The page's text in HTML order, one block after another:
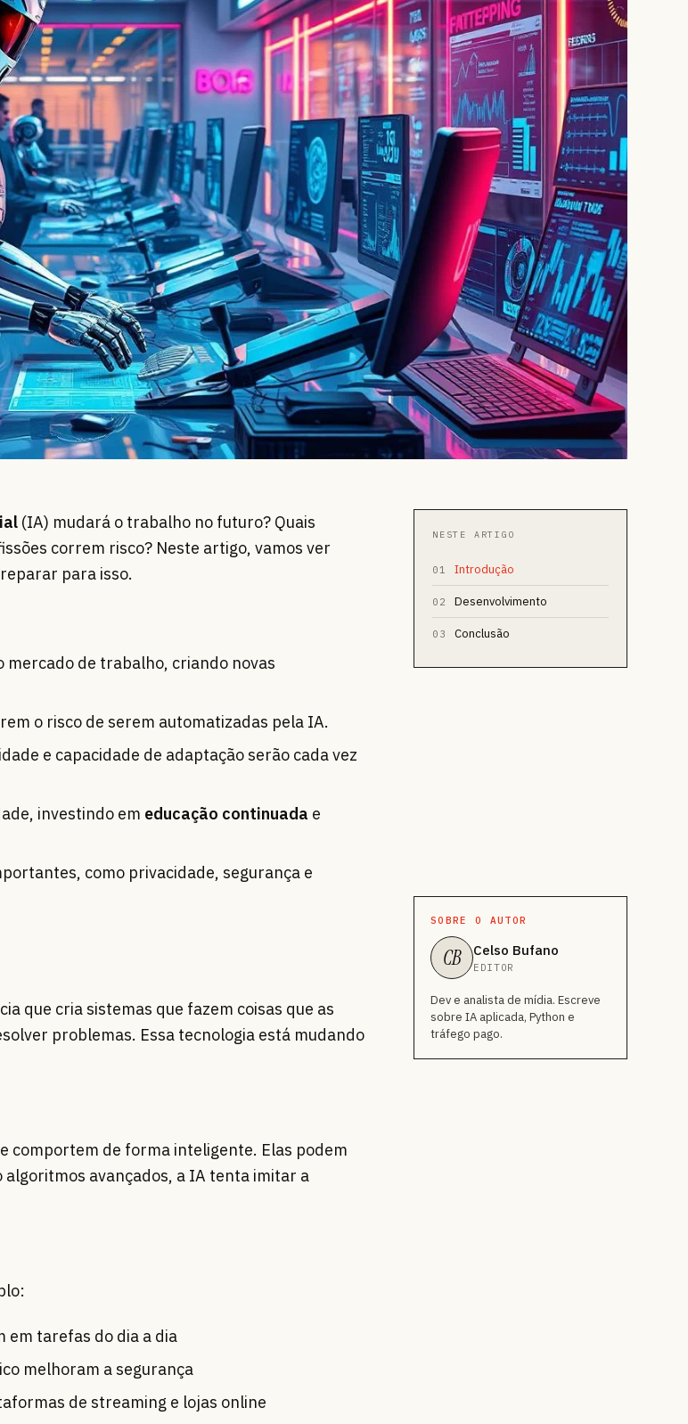
(IA) mudará o trabalho no futuro? Quais
correm risco? Neste artigo, vamos ver
para isso.
mercado de trabalho, criando novas
o risco de serem automatizadas pela IA.
e capacidade de adaptação serão cada vez
investindo em educação continuada e
como privacidade, segurança e
que cria sistemas que fazem coisas que as
problemas. Essa tecnologia está mudando
comportem de forma inteligente. Elas podem
avançados, a IA tenta imitar a
em tarefas do dia a dia
melhoram a segurança
de streaming e lojas online
NESTE ARTIGO
01 Introdução
02 Desenvolvimento
03 Conclusão
SOBRE O AUTOR
CB Celso Bufano
EDITOR
Dev e analista de mídia. Escreve
sobre IA aplicada, Python e
tráfego pago.